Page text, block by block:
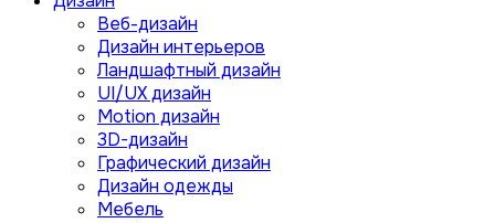
Веб-дизайн
Дизайн интерьеров
Ландшафтный дизайн
UI/UX дизайн
Motion дизайн
3D-дизайн
Графический дизайн
Дизайн одежды
Мебель